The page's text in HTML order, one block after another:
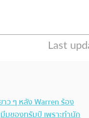
ว ๆ หลัง Warren ร้อง
มของทรัมป์ เพราะทำนัก